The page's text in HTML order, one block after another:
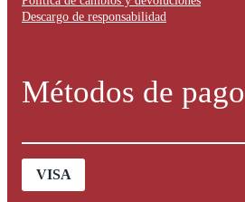
Descargo de responsabilidad
Métodos de pago
VISA